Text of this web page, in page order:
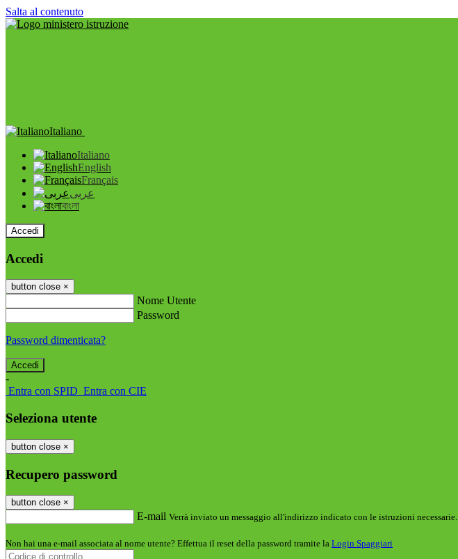
Salta al contenuto
Italiano
Italiano
English
Français
عربى
বাংলা
Accedi
Accedi
button close ×
Nome Utente
Password
Password dimenticata?
-
Entra con SPID Entra con CIE
Seleziona utente
button close ×
Recupero password
button close ×
E-mail Verrà inviato un messaggio all'indirizzo indicato con le istruzioni necessarie.
Non hai una e-mail associata al nome utente? Effettua il reset della password tramite la Login Spaggiari